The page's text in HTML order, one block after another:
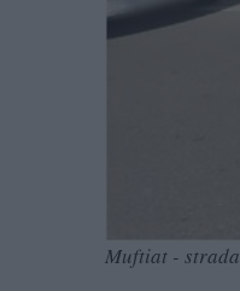
Muftiat -